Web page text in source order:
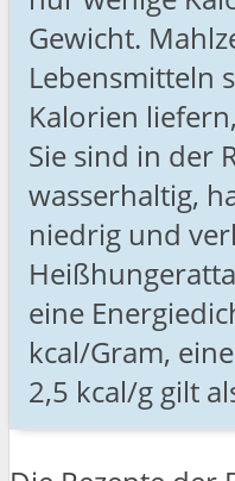
Gewicht.
Lebensmitteln
Kalorien
Sie sind in der
wasserhaltig,
niedrig und
eine
kcal/Gram,
2,5 kcal/g gilt